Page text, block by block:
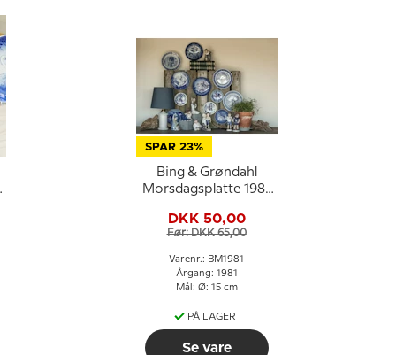
SPAR 23%
Bing & Grøndahl
Morsdagsplatte 1981
DKK 50,00
Før: DKK 65,00
Varenr.: BM1981
Årgang: 1981
Mål: Ø: 15 cm
PÅ LAGER
Se vare